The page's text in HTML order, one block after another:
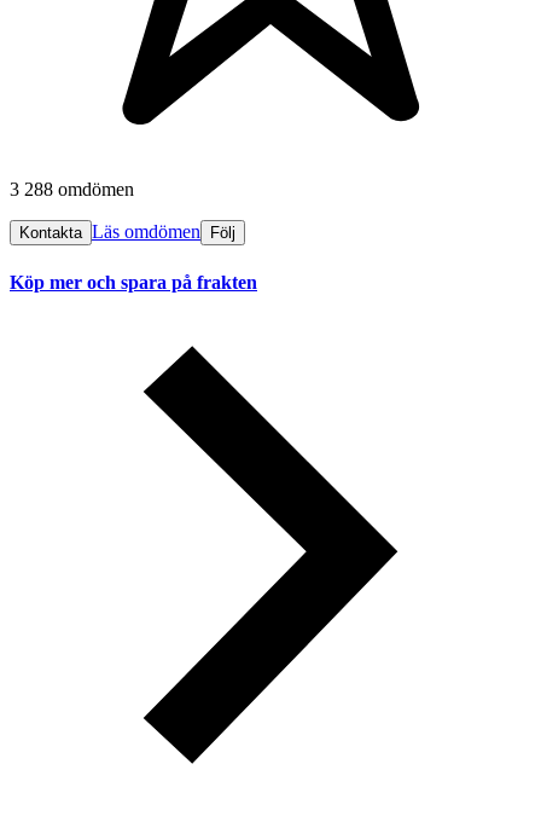
3 288 omdömen
Kontakta Läs omdömen Följ
Köp mer och spara på frakten